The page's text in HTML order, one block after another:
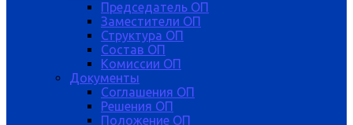
Председатель ОП
Заместители ОП
Структура ОП
Состав ОП
Комиссии ОП
Документы
Соглашения ОП
Решения ОП
Положение ОП